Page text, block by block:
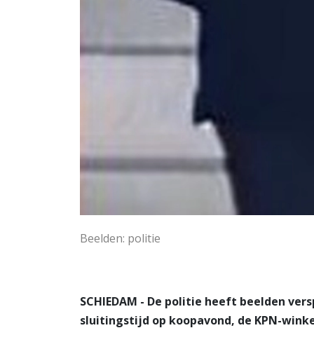
Beelden: politie
SCHIEDAM - De politie heeft beelden
sluitingstijd op koopavond, de KPN-